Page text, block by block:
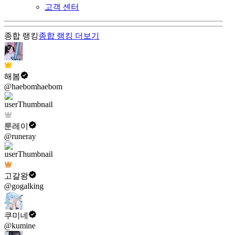
고객 센터
종합 랭킹종합 랭킹 더보기
해봄
@haebomhaebom
룬레이
@runeray
고갈왕
@gogalking
쿠미네
@kumine